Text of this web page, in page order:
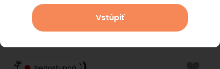
Na objednávku
Daniela Masáže
Nové Mesto nad Váhom
Vstúpiť